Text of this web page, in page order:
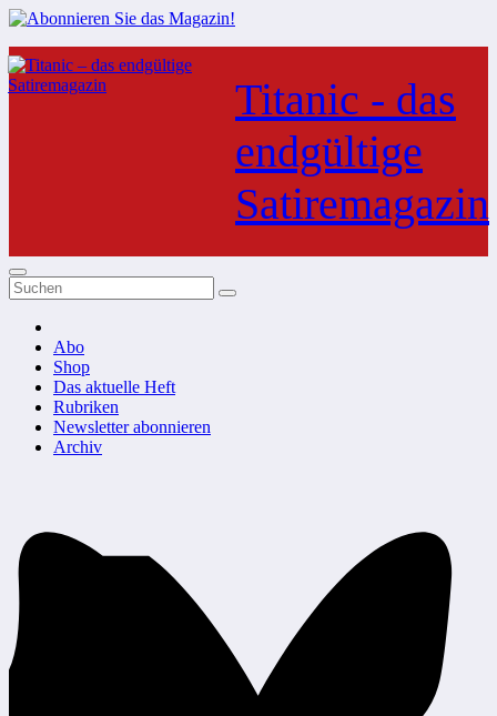
Zum
Inhalt
springen
Titanic - das
endgültige
Satiremagazin
Abo
Shop
Das aktuelle Heft
Rubriken
Newsletter abonnieren
Archiv